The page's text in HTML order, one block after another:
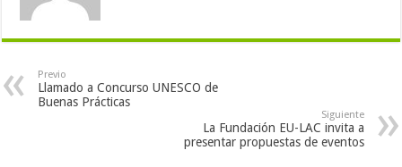
Previo
Llamado a Concurso UNESCO de
Buenas Prácticas
Siguiente
La Fundación EU-LAC invita a
presentar propuestas de eventos